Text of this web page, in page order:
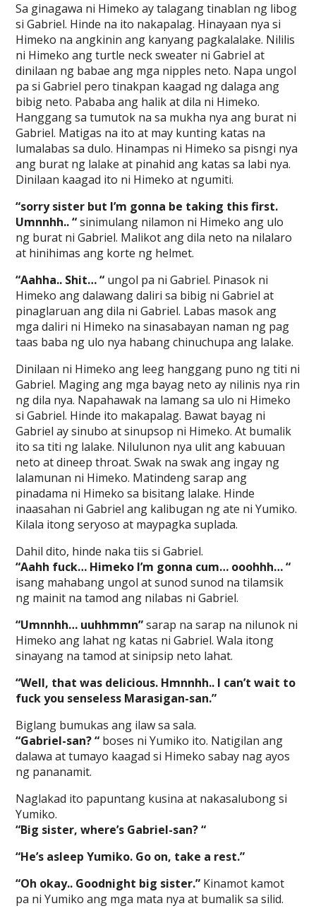
Sa ginagawa ni Himeko ay talagang tinablan ng libog
si Gabriel. Hinde na ito nakapalag. Hinayaan nya si
Himeko na angkinin ang kanyang pagkalalake. Nililis
ni Himeko ang turtle neck sweater ni Gabriel at
dinilaan ng babae ang mga nipples neto. Napa ungol
pa si Gabriel pero tinakpan kaagad ng dalaga ang
bibig neto. Pababa ang halik at dila ni Himeko.
Hanggang sa tumutok na sa mukha nya ang burat ni
Gabriel. Matigas na ito at may kunting katas na
lumalabas sa dulo. Hinampas ni Himeko sa pisngi nya
ang burat ng lalake at pinahid ang katas sa labi nya.
Dinilaan kaagad ito ni Himeko at ngumiti.
“sorry sister but I’m gonna be taking this first.
Umnnhh.. “sinimulang nilamon ni Himeko ang ulo
ng burat ni Gabriel. Malikot ang dila neto na nilalaro
at hinihimas ang korte ng helmet.
“Aahha.. Shit… “ ungol pa ni Gabriel. Pinasok ni
Himeko ang dalawang daliri sa bibig ni Gabriel at
pinaglaruan ang dila ni Gabriel. Labas masok ang
mga daliri ni Himeko na sinasabayan naman ng pag
taas baba ng ulo nya habang chinuchupa ang lalake.
Dinilaan ni Himeko ang leeg hanggang puno ng titi ni
Gabriel. Maging ang mga bayag neto ay nilinis nya rin
ng dila nya. Napahawak na lamang sa ulo ni Himeko
si Gabriel. Hinde ito makapalag. Bawat bayag ni
Gabriel ay sinubo at sinupsop ni Himeko. At bumalik
ito sa titi ng lalake. Nilulunon nya ulit ang kabuuan
neto at dineep throat. Swak na swak ang ingay ng
lalamunan ni Himeko. Matindeng sarap ang
pinadama ni Himeko sa bisitang lalake. Hinde
inaasahan ni Gabriel ang kalibugan ng ate ni Yumiko.
Kilala itong seryoso at maypagka suplada.
Dahil dito, hinde naka tiis si Gabriel.
“Aahh fuck… Himeko I’m gonna cum… ooohhh… “
isang mahabang ungol at sunod sunod na tilamsik
ng mainit na tamod ang nilabas ni Gabriel.
“Umnnhh… uuhhmmn”sarap na sarap na nilunok ni
Himeko ang lahat ng katas ni Gabriel. Wala itong
sinayang na tamod at sinipsip neto lahat.
“Well, that was delicious. Hmnnhh.. I can’t wait to
fuck you senseless Marasigan-san.”
Biglang bumukas ang ilaw sa sala.
“Gabriel-san? “ boses ni Yumiko ito. Natigilan ang
dalawa at tumayo kaagad si Himeko sabay nag ayos
ng pananamit.
Naglakad ito papuntang kusina at nakasalubong si
Yumiko.
“Big sister, where’s Gabriel-san? “
“He’s asleep Yumiko. Go on, take a rest.”
“Oh okay.. Goodnight big sister.” Kinamot kamot
pa ni Yumiko ang mga mata nya at bumalik sa silid.